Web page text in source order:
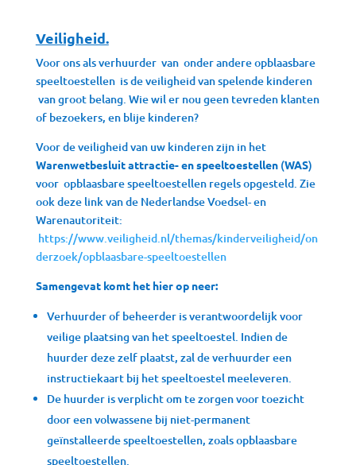
Veiligheid.
Voor ons als verhuurder van onder andere opblaasbare
speeltoestellen is de veiligheid van spelende kinderen
van groot belang. Wie wil er nou geen tevreden klanten
of bezoekers, en blije kinderen?
Voor de veiligheid van uw kinderen zijn in het
Warenwetbesluit attractie- en speeltoestellen(WAS)
voor opblaasbare speeltoestellen regels opgesteld. Zie
ook deze link van de Nederlandse Voedsel- en
Warenautoriteit:
https://www.veiligheid.nl/themas/kinderveiligheid/on
derzoek/opblaasbare-speeltoestellen
Samengevat komt het hier op neer:
Verhuurder of beheerder is verantwoordelijk voor
veilige plaatsing van het speeltoestel. Indien de
huurder deze zelf plaatst, zal de verhuurder een
instructiekaart bij het speeltoestel meeleveren.
De huurder is verplicht om te zorgen voor toezicht
door een volwassene bij niet-permanent
geïnstalleerde speeltoestellen, zoals opblaasbare
speeltoestellen.